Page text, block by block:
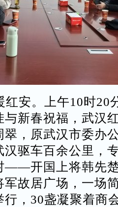
安。上午10时20
新春祝福，武汉
，原武汉市委办
汉驱车百余公里，
——开国上将韩先
故居广场，一场
，30盏凝聚着商